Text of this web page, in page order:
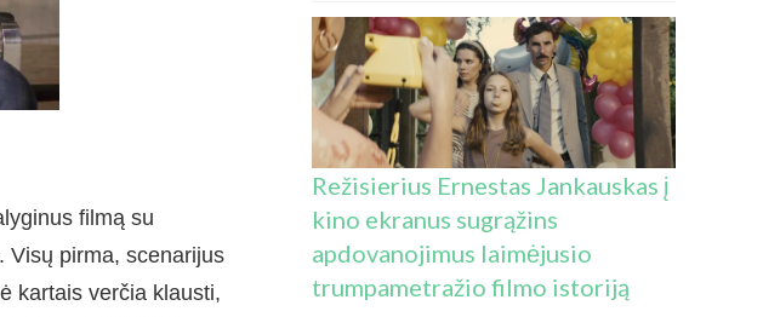
filmą su
Visų pirma, scenarijus
kartais verčia klausti,
Režisierius Ernestas Jankauskas į
kino ekranus sugrąžins
apdovanojimus laimėjusio
trumpametražio filmo istoriją